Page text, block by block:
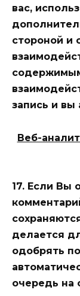
вас,
стороной и
запись и вы
Веб-
17. Если Вы
делается
одобрять
очередь на